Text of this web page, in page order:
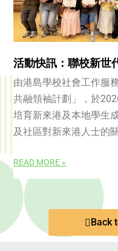
活動快訊：聯校新世
由港島學校社會工作服
共融領袖計劃」，於
培育新來港及本地學生
及社區對新來港人士的關
READ MORE »
Back